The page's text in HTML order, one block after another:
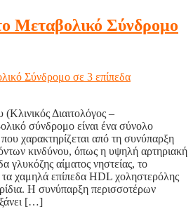
Μεταβολικό Σύνδρομο
Σύνδρομο σε 3 επίπεδα
Διαιτολόγος –
σύνδρομο είναι ένα σύνολο
χαρακτηρίζεται από τη συνύπαρξη
κινδύνου, όπως η υψηλή αρτηριακή
γλυκόζης αίματος νηστείας, το
τα χαμηλά επίπεδα HDL χοληστερόλης
Η συνύπαρξη περισσοτέρων
[…]